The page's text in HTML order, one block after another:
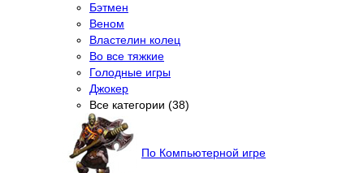
Бэтмен
Веном
Властелин колец
Во все тяжкие
Голодные игры
Джокер
Все категории (38)
По Компьютерной игре